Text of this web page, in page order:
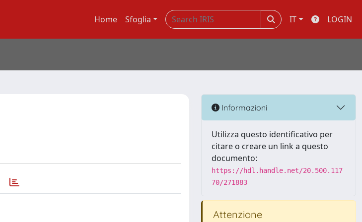
Home Sfoglia IT LOGIN
Informazioni
Utilizza questo identificativo per
citare o creare un link a questo
documento:
https://hdl.handle.net/20.500.117
70/271883
Attenzione